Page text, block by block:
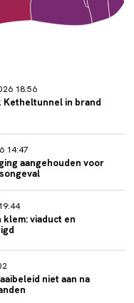
18:56
Ketheltunnel in brand
14:47
aangehouden voor
viaduct en
niet aan na